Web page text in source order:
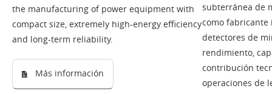
the manufacturing of power equipment with
compact size, extremely high-energy efficiency
and long-term reliability.
Más información
subterránea de
como
detectores de
rendimiento,
contribución
operaciones de